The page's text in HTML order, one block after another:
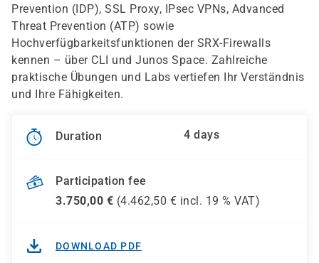
Prevention (IDP), SSL Proxy, IPsec VPNs, Advanced
Threat Prevention (ATP) sowie
Hochverfügbarkeitsfunktionen der SRX-Firewalls
kennen – über CLI und Junos Space. Zahlreiche
praktische Übungen und Labs vertiefen Ihr Verständnis
und Ihre Fähigkeiten.
Duration 4 days
Participation fee
3.750,00 € (4.462,50 € incl. 19 % VAT)
DOWNLOAD PDF